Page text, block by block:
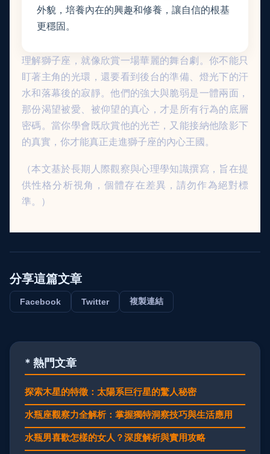
外貌，培養內在的興趣和修養，讓自信的根基
更穩固。
理解獅子座，就像欣賞一場華麗的舞台劇。你不能只
盯著主角的光環，還要看到後台的準備、燈光下的汗
水和落幕後的寂靜。他們的強大與脆弱是一體兩面，
那份渴望被愛、被仰望的真心，才是所有行為的底層
密碼。當你學會既欣賞他的光芒，又能接納他陰影下
的真實，你才能真正走進獅子座的內心王國。
（本文基於長期人際觀察與心理學知識撰寫，旨在提
供性格分析視角，個體存在差異，請勿作為絕對標
準。）
分享這篇文章
Facebook Twitter 複製連結
* 熱門文章
探索木星的特徵：太陽系巨行星的驚人秘密
水瓶座觀察力全解析：掌握獨特洞察技巧與生活應用
水瓶男喜歡怎樣的女人？深度解析與實用攻略